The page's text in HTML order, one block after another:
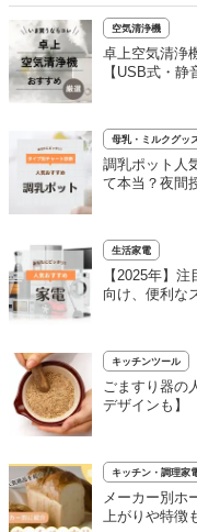
空気清浄機
卓上空気清浄
【USB式・静
母乳・ミルクグッ
調乳ポット人
て本当？夜間
生活家電
【2025年】
向け、便利な
キッチンツール
ごますり器の
デザインも】
キッチン・調理家
メーカー別ホ
上がりや特徴